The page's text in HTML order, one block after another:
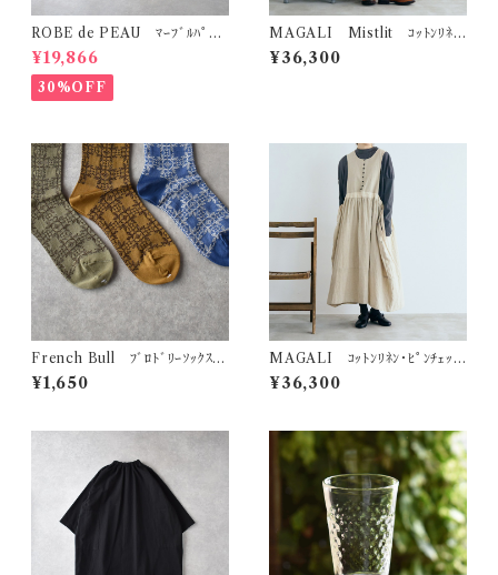
ROBE de PEAU ﾏｰﾌﾞﾙﾊﾟﾀｰ
ﾝ ﾜｲﾄﾞﾊﾟﾝﾂ (ｽｷﾝﾏｰﾌﾞﾙ(ｲｴﾛｰ系)
) R303
¥19,866
30%OFF
MAGALI Mistlit ｺｯﾄﾝﾘﾈ
ﾝ･ｷﾞｬｻﾞｰｽｶｰﾄ (ﾌﾞﾙｰｸﾞﾘｰﾝ) S
K84PGR
¥36,300
French Bull ﾌﾞﾛﾄﾞﾘｰｿｯｸｽ
11-26254
¥1,650
MAGALI ｺｯﾄﾝﾘﾈﾝ･ﾋﾟﾝﾁｪｯ
ｸ･ﾀﾌﾞﾘｴﾜﾝﾋﾟｰｽ (ｻﾝﾄﾞﾍﾞｰｼﾞｭ)
OP205BE
¥36,300